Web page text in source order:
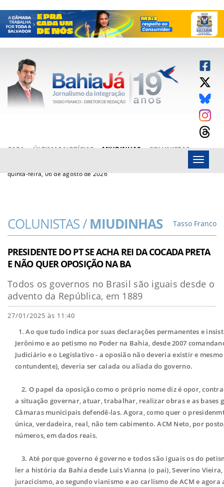
CAPA ÚLTIMAS NOTÍCIAS MIUDINHAS
COLUNISTAS
quinta-feira, 06 de agosto de 2026
Menu
COLUNISTAS /MIUDINHAS Tasso Franco
PRESIDENTE DO PT SE ACHA REI DA COCADA PRETA
E NÃO QUER OPOSIÇÃO NA BA
Todos os governos no Brasil são iguais desde o
advento da República, em 1889
27/01/2025 às 11:40
1. Ao que tudo indica por suas declarações permanentes e
Jerônimo e ao petismo no Poder na Bahia, desde 2007
Judiciário e o Legislativo - a oposião não deveria existir e
contundente), deveria ser calada ou aliada do governo.
2. O papel da oposição como o próprio nome diz é opor,
a situação governar, atuar, trabalhar, realizar obras e as bases
Câmaras municipais defendê-las. Agora, como quer o
única, verdadeira, real, não tem cabimento. ACM Neto, por
números, em dados reais.
3. Até porque governo é governo e todos são iguais os do
ler a história da Bahia desde Luis Vianna (o pai), Severino
juracicismo, ao segundo vianismo e ao carlismo de ACM e